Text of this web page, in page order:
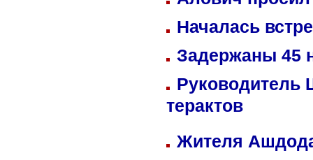
Началась
Задержаны 45
Руководитель
терактов
Жителя